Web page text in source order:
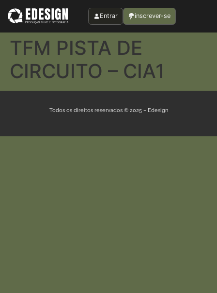
Entrar inscrever-se
TFM PISTA DE
CIRCUITO – CIA1
Todos os direitos reservados © 2025 – Edesign